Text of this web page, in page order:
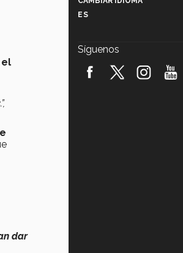
dar
robótica
ES
Síguenos